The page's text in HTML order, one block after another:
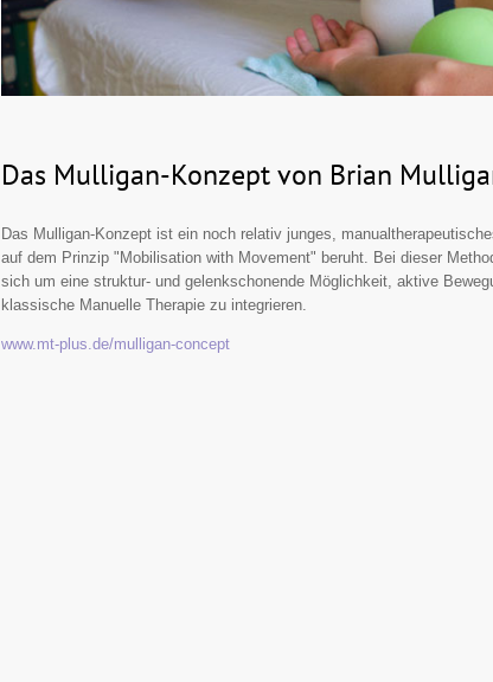
Das Mulligan-Konzept von Brian
Das Mulligan-Konzept ist ein noch relativ junges,
auf dem Prinzip "Mobilisation with Movement" beruht. Bei dieser
sich um eine struktur- und gelenkschonende Möglichkeit, aktive
klassische Manuelle Therapie zu integrieren.
www.mt-plus.de/mulligan-concept